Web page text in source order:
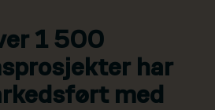
1 500
har
med